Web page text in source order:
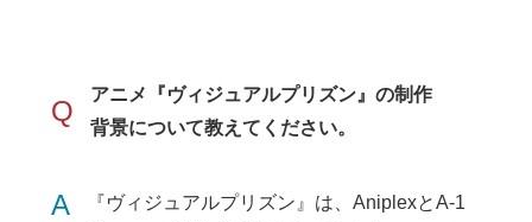
Q
アニメ『ヴィジュアルプリズン』の制作
背景について教えてください。
A
『ヴィジュアルプリズン』は、AniplexとA-1